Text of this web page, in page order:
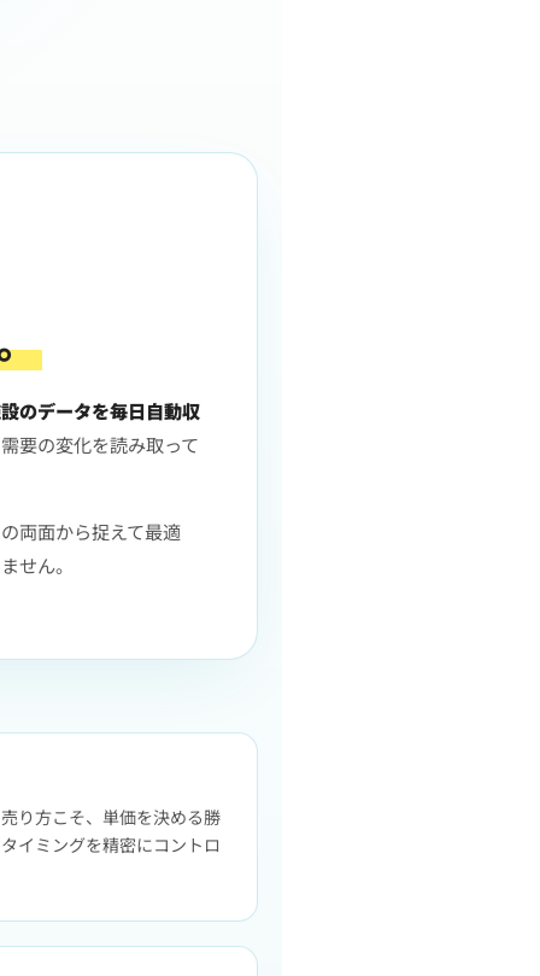
のデータを毎日自動収
要の変化を読み取って
両面から捉えて最適
せん。
り方こそ、単価を決める勝
イミングを精密にコントロ